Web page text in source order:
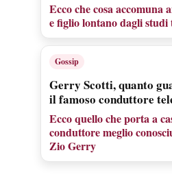
Ecco che cosa accomuna
e figlio lontano dagli studi
Gossip
Gerry Scotti, quanto
il famoso conduttore
Ecco quello che porta a
conduttore meglio
Zio Gerry